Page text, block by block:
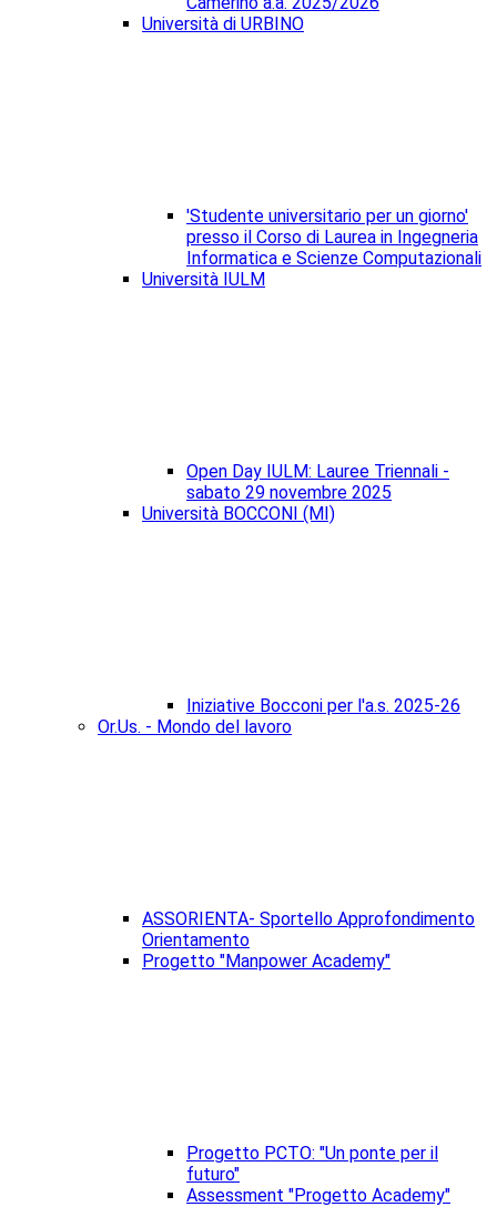
Università di URBINO
'Studente universitario per un giorno'
presso il Corso di Laurea in Ingegneria
Informatica e Scienze Computazionali
Università IULM
Open Day IULM: Lauree Triennali -
sabato 29 novembre 2025
Università BOCCONI (MI)
Iniziative Bocconi per l'a.s. 2025-26
Or.Us. - Mondo del lavoro
ASSORIENTA- Sportello Approfondimento
Orientamento
Progetto "Manpower Academy"
Progetto PCTO: "Un ponte per il
futuro"
Assessment "Progetto Academy"